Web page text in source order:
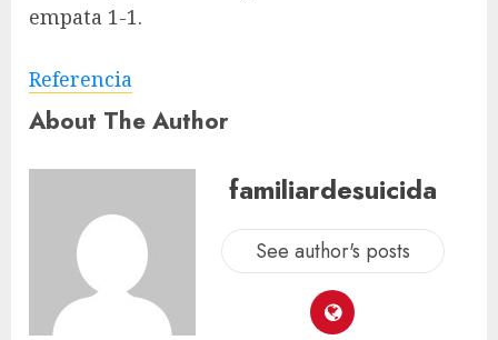
empata 1-1.
Referencia
About The Author
familiardesuicida
See author's posts